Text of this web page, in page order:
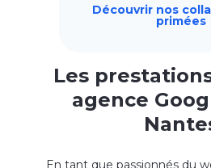
Découvrir nos
primées
Les
agence
En tant que passionnés du